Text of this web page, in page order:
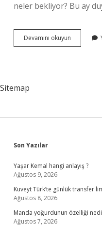
neler bekliyor? Bu ay
Devamını okuyun
Burcunun
Sitemap
Sidebar
Son Yazılar
Yaşar Kemal hangi anlayış ?
Ağustos 9, 2026
Kuveyt Türk’te günlük transfer
Ağustos 8, 2026
Manda yoğurdunun özelliği
Ağustos 7, 2026